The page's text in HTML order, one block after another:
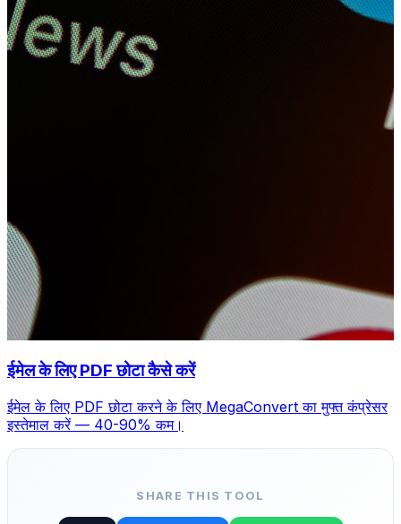
ईमेल के लिए PDF छोटा कैसे करें
ईमेल के लिए PDF छोटा करने के लिए MegaConvert का मुफ्त कंप्रेसर
इस्तेमाल करें — 40-90% कम।
SHARE THIS TOOL